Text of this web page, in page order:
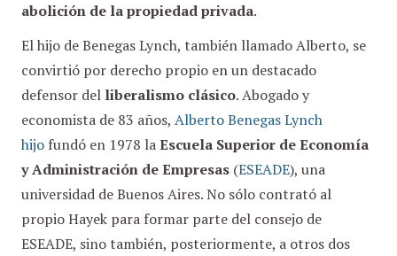
abolición de la propiedad privada.
El hijo de Benegas Lynch, también llamado Alberto, se
convirtió por derecho propio en un destacado
defensor del liberalismo clásico. Abogado y
economista de 83 años, Alberto Benegas Lynch
hijo fundó en 1978 laEscuela Superior de Economía
y Administración de Empresas (ESEADE), una
universidad de Buenos Aires. No sólo contrató al
propio Hayek para formar parte del consejo de
ESEADE, sino también, posteriormente, a otros dos